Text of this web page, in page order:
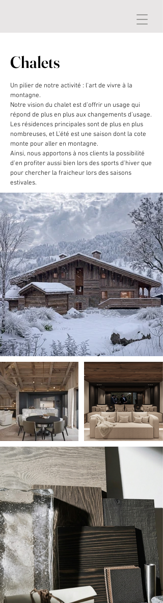
Chalets
Un pilier de notre activité : l'art de vivre à la
montagne.
Notre vision du chalet est d'offrir un usage qui
répond de plus en plus aux changements d'usage.
Les résidences principales sont de plus en plus
nombreuses, et L'été est une saison dont la cote
monte pour aller en montagne.
Ainsi, nous apportons à nos clients la possibilité
d'en profiter aussi bien lors des sports d'hiver que
pour chercher la fraicheur lors des saisons
estivales.